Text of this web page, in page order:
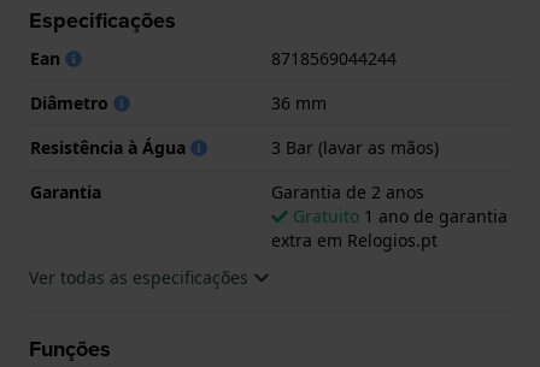
limitada.
Este relógio Danish Design tem uma caixa de Inox
com um diâmetro de 36 mm e está equipado com
movimento Miyota e o relógio tem um vidro Mineral.
O relógio é estanque a 3ATM. Isto significa que o
relógio é resistente aos salpicos de água. O relógio
tem Garantia de 2 anos.
Especificações
Ean
8718569044244
Diâmetro
36 mm
Resistência à Água
3 Bar (lavar as mãos)
Garantia
Garantia de 2 anos
Gratuito 1 ano de garantia
extra em Relogios.pt
Ver todas as especificações
Funções